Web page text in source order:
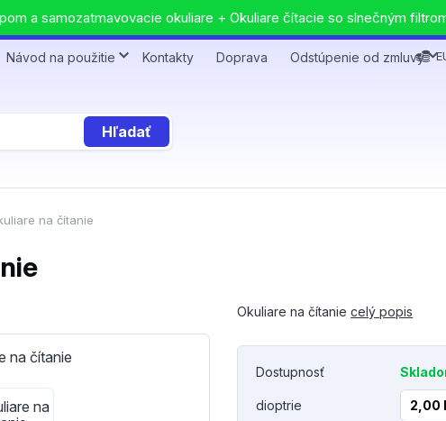
a samozatmavovacie okuliare + Okuliare čítacie so slnečným
Návod na použitie Kontakty Doprava Odstúpenie od zmluvy
Hľadať
na čítanie
Okuliare na čítaniecelý popis
Dostupnosť
dioptrie